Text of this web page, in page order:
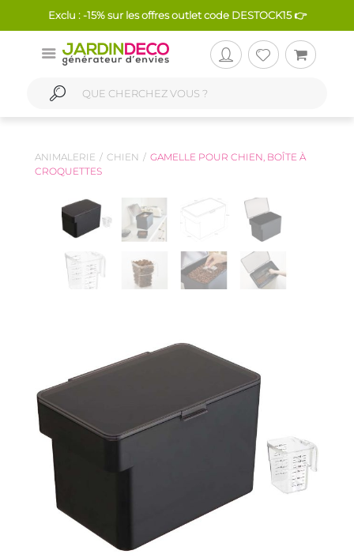
Exclu : -15% sur les offres outlet code DESTOCK15 👉
ANIMALERIE CHIEN
GAMELLE POUR CHIEN, BOÎTE À
CROQUETTES